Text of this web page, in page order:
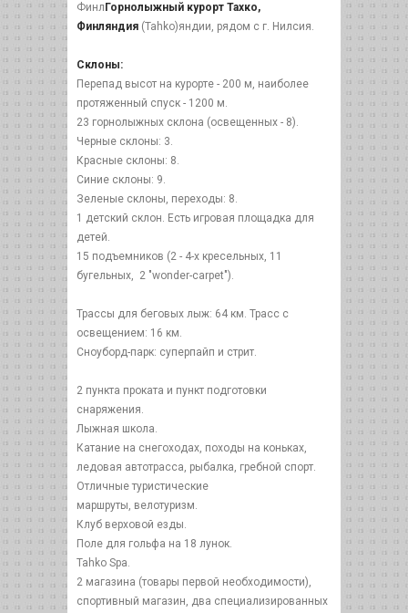
Финл Горнолыжный курорт Тахко,
Финляндия (Tahko)яндии, рядом с г. Нилсия.
Склоны:
Перепад высот на курорте - 200 м, наиболее
протяженный спуск - 1200 м.
23 горнолыжных склона (освещенных - 8).
Черные склоны: 3.
Красные склоны: 8.
Синие склоны: 9.
Зеленые склоны, переходы: 8.
1 детский склон. Есть игровая площадка для
детей.
15 подъемников (2 - 4-х кресельных, 11
бугельных, 2 "wonder-carpet").
Трассы для беговых лыж: 64 км. Трасс с
освещением: 16 км.
Сноуборд-парк: суперпайп и стрит.
2 пункта проката и пункт подготовки
снаряжения.
Лыжная школа.
Катание на снегоходах, походы на коньках,
ледовая автотрасса, рыбалка, гребной спорт.
Отличные туристические
маршруты, велотуризм.
Клуб верховой езды.
Поле для гольфа на 18 лунок.
Tahko Spa.
2 магазина (товары первой необходимости),
спортивный магазин, два специализированных